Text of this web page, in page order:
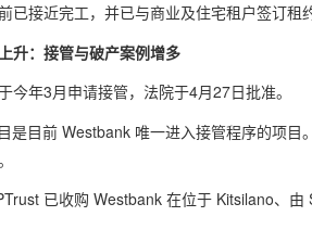
已接近完工，并已与商业及住宅租户签订租
升：接管与破产案例增多
今年3月申请接管，法院于4月27日批准。
是目前 Westbank 唯一进入接管程序的项目
已收购 Westbank 在位于 Kitsilano、